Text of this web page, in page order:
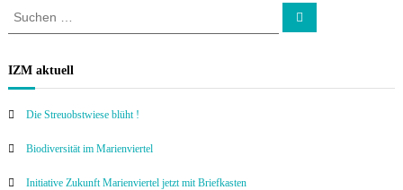
h
e
c
:
S
IZM aktuell
Die Streuobstwiese blüht !
Biodiversität im Marienviertel
Initiative Zukunft Marienviertel jetzt mit Briefkasten